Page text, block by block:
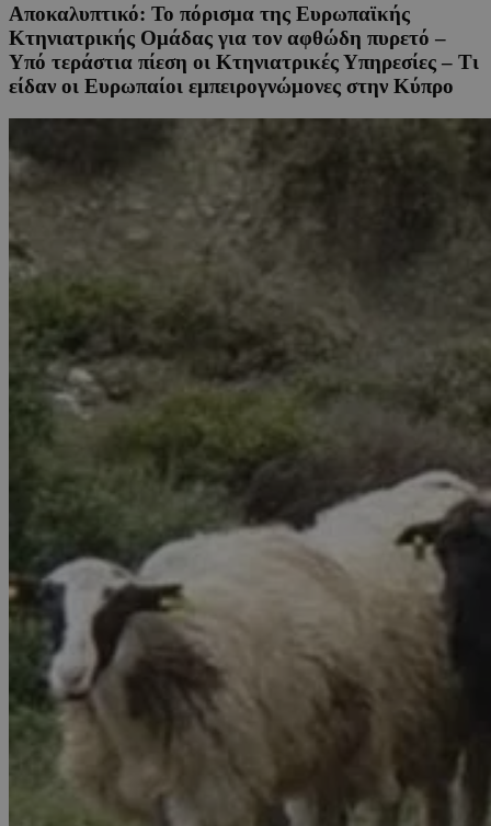
Αποκαλυπτικό: Το πόρισμα της Ευρωπαϊκής
Κτηνιατρικής Ομάδας για τον αφθώδη πυρετό –
Υπό τεράστια πίεση οι Κτηνιατρικές Υπηρεσίες – Τι
είδαν οι Ευρωπαίοι εμπειρογνώμονες στην Κύπρο